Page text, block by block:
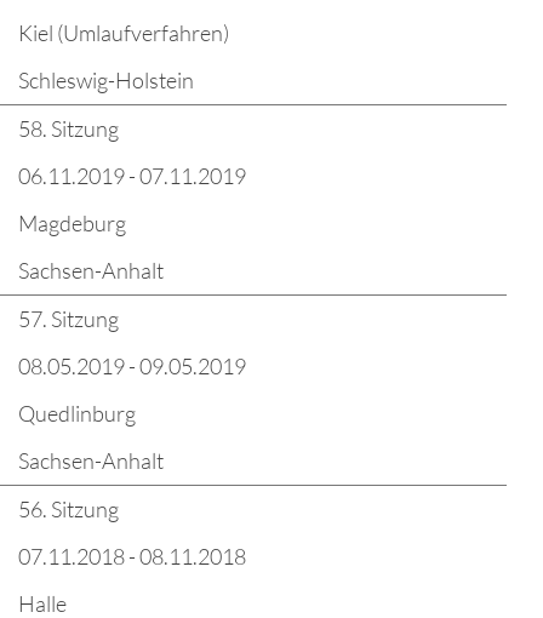
Kiel (Umlaufverfahren)
Schleswig-Holstein
58. Sitzung
06.11.2019 - 07.11.2019
Magdeburg
Sachsen-Anhalt
57. Sitzung
08.05.2019 - 09.05.2019
Quedlinburg
Sachsen-Anhalt
56. Sitzung
07.11.2018 - 08.11.2018
Halle